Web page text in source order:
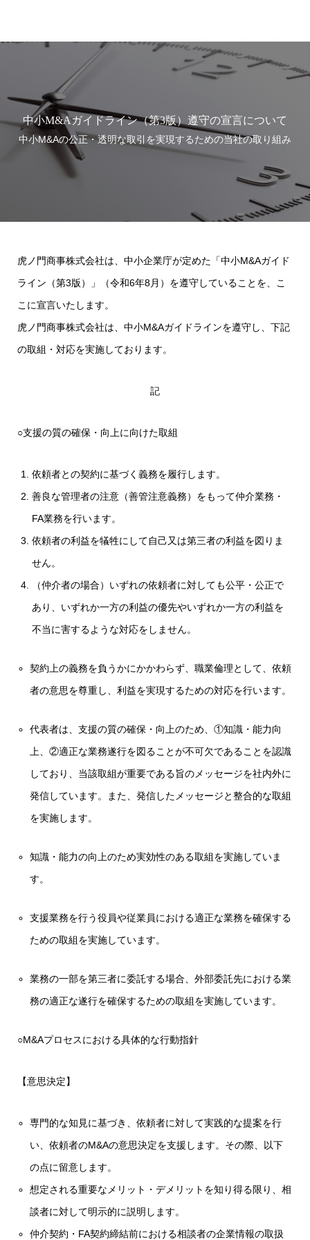
中小M&Aガイドライン（第3版）遵守の宣言について
中小M&Aの公正・透明な取引を実現するための当社の取り組み
虎ノ門商事株式会社は、中小企業庁が定めた「中小M&Aガイド
ライン（第3版）」（令和6年8月）を遵守していることを、こ
こに宣言いたします。
虎ノ門商事株式会社は、中小M&Aガイドラインを遵守し、下記
の取組・対応を実施しております。
記
○支援の質の確保・向上に向けた取組
依頼者との契約に基づく義務を履行します。
善良な管理者の注意（善管注意義務）をもって仲介業務・
FA業務を行います。
依頼者の利益を犠牲にして自己又は第三者の利益を図りま
せん。
（仲介者の場合）いずれの依頼者に対しても公平・公正で
あり、いずれか一方の利益の優先やいずれか一方の利益を
不当に害するような対応をしません。
契約上の義務を負うかにかかわらず、職業倫理として、依頼
者の意思を尊重し、利益を実現するための対応を行います。
代表者は、支援の質の確保・向上のため、①知識・能力向
上、②適正な業務遂行を図ることが不可欠であることを認識
しており、当該取組が重要である旨のメッセージを社内外に
発信しています。また、発信したメッセージと整合的な取組
を実施します。
知識・能力の向上のため実効性のある取組を実施していま
す。
支援業務を行う役員や従業員における適正な業務を確保する
ための取組を実施しています。
業務の一部を第三者に委託する場合、外部委託先における業
務の適正な遂行を確保するための取組を実施しています。
○M&Aプロセスにおける具体的な行動指針
【意思決定】
専門的な知見に基づき、依頼者に対して実践的な提案を行
い、依頼者のM&Aの意思決定を支援します。その際、以下
の点に留意します。
想定される重要なメリット・デメリットを知り得る限り、相
談者に対して明示的に説明します。
仲介契約・FA契約締結前における相談者の企業情報の取扱